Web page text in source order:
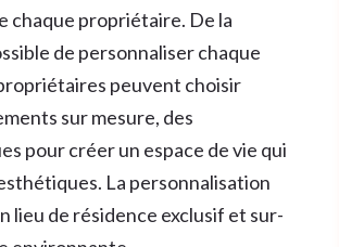
chaque propriétaire. De la
de personnaliser chaque
peuvent choisir
sur mesure, des
pour créer un espace de vie qui
La personnalisation
lieu de résidence exclusif et sur-